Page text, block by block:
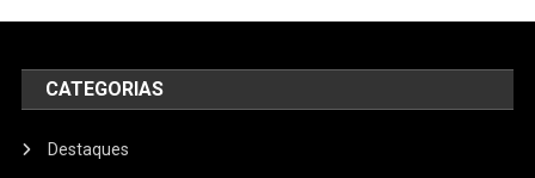
CATEGORIAS
Destaques